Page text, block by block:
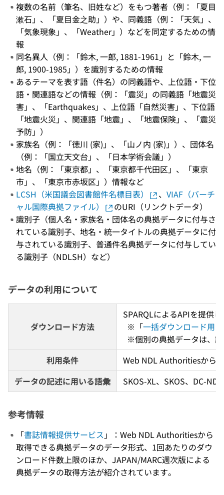
複数の名前（筆名、旧姓など）をもつ著者（例：「夏目
漱石」、「夏目金之助」）や、同義語（例：「天気」、
「気象現象」、「Weather」）などを同定するための情
報
同名異人（例：「鈴木, 一郎, 1881-1961」と「鈴木, 一
郎, 1900-1985」）を識別するための情報
あるテーマを表す語（件名）の同義語や、上位語・下位
語・関連語などの情報（例：「震災」の同義語「地震災
害」、「Earthquakes」、上位語「自然災害」、下位語
「地震火災」、関連語「地震」、「地震保険」、「震災
予防」）
家族名（例：「徳川 (家)」、「山ノ内 (家)」）、団体名
（例：「国立天文台」、「日本学術会議」）
地名（例：「東京都」、「東京都千代田区」、「東京
市」、「東京市赤坂区」）情報など
LCSH（米国議会図書館件名標目表）
、 VIAF（バーチ
ャル国際典拠ファイル）
のURI（リンクトデータ）
識別子（個人名・家族名・団体名の典拠データに付与さ
れている識別子、地名・統一タイトルの典拠データに付
与されている識別子、普通件名典拠データに付与してい
る識別子（NDLSH）など）
データの利用について
ダウンロード方法
SPARQLによるAPIを提供
  ※「
一括ダウンロード用
※個別の典拠データは
利用条件
Web NDL Authoritiesから
データの記述に用いる語彙
SKOS-XL、SKOS、DC-
参考情報
「書誌情報提供サービス 」：Web NDL Authoritiesから
取得できる典拠データのデータ形式、1回あたりのダウ
ンロード件数上限のほか、JAPAN/MARC週次版による
典拠データの取得方法が紹介されています。